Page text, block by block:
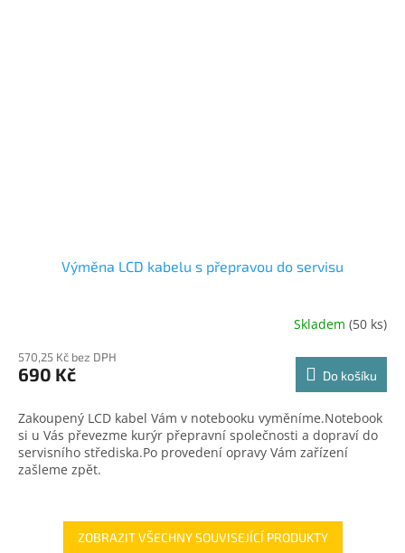
Výměna LCD kabelu s přepravou do servisu
Skladem (50 ks)
570,25 Kč bez DPH
690 Kč Do košíku
Zakoupený LCD kabel Vám v notebooku vyměníme.Notebook
si u Vás převezme kurýr přepravní společnosti a dopraví do
servisního střediska.Po provedení opravy Vám zařízení
zašleme zpět.
ZOBRAZIT VŠECHNY SOUVISEJÍCÍ PRODUKTY